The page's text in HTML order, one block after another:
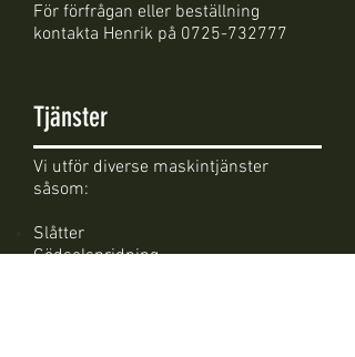
För förfrågan eller beställning
kontakta Henrik på 0725-732777
Tjänster
Vi utför diverse maskintjänster
såsom:
Slåtter
Gödselspridning